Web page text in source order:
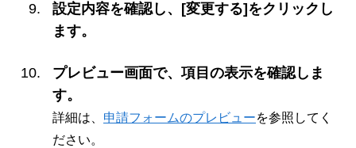
設定内容を確認し、[変更する]をクリックし
ます。
プレビュー画面で、項目の表示を確認しま
す。
詳細は、 申請フォームのプレビューを参照してく
ださい。